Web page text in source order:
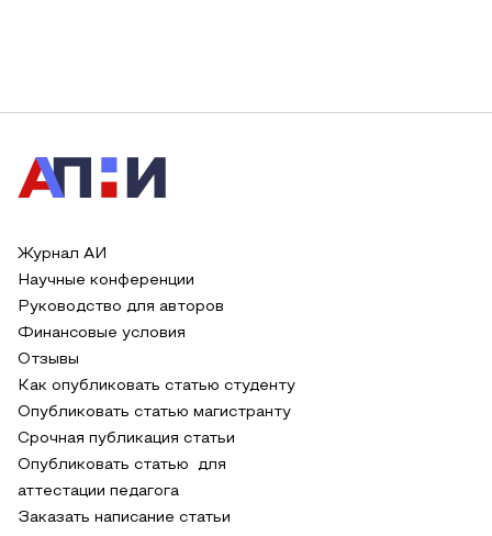
Журнал АИ
Научные конференции
Руководство для авторов
Финансовые условия
Отзывы
Как опубликовать статью студенту
Опубликовать статью магистранту
Срочная публикация статьи
Опубликовать статью для
аттестации педагога
Заказать написание статьи